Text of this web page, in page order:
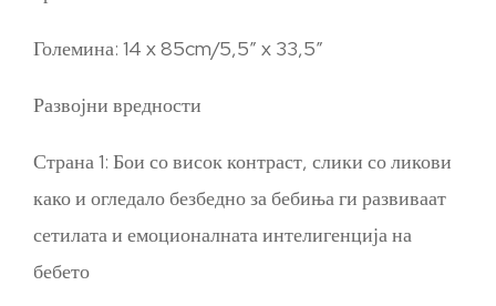
Големина: 14 x 85cm/5,5″ x 33,5″
Развојни вредности
Страна 1: Бои со висок контраст, слики со ликови
како и огледало безбедно за бебиња ги развиваат
сетилата и емоционалната интелигенција на
бебето